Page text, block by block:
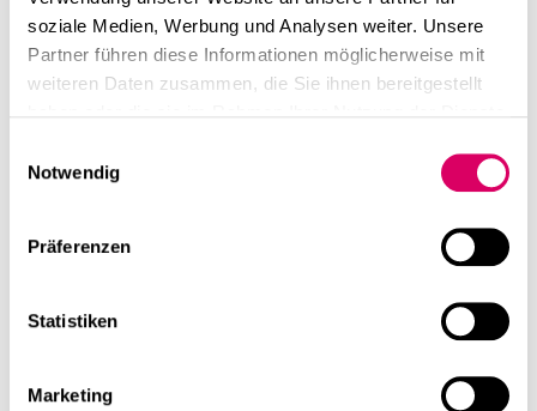
soziale Medien, Werbung und Analysen weiter. Unsere
Partner führen diese Informationen möglicherweise mit
weiteren Daten zusammen, die Sie ihnen bereitgestellt
Notwendig
Präferenzen
Statistiken
Marketing